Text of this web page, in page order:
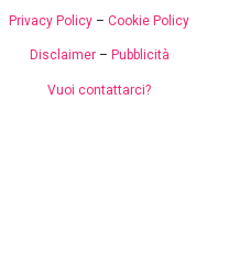
Privacy Policy –Cookie Policy
Disclaimer– Pubblicità
Vuoi contattarci?